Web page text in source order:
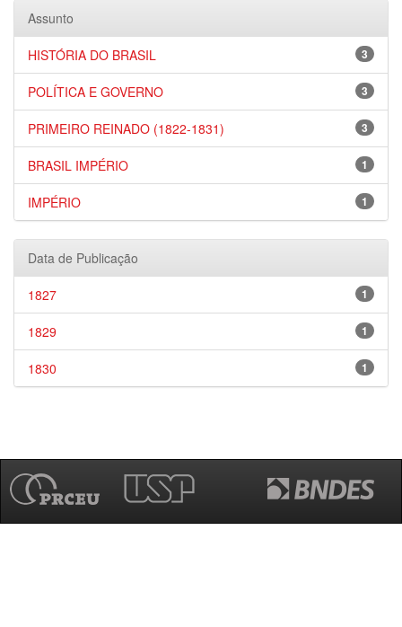
Assunto
3
HISTÓRIA DO BRASIL
3
POLÍTICA E GOVERNO
3
PRIMEIRO REINADO (1822-1831)
1
BRASIL IMPÉRIO
1
IMPÉRIO
Data de Publicação
1
1827
1
1829
1
1830